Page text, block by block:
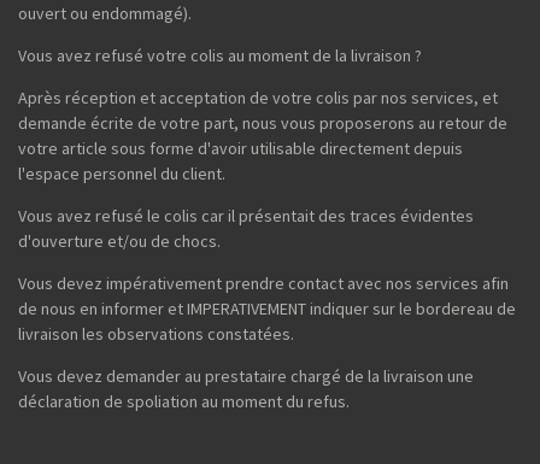
ouvert ou endommagé).
Vous avez refusé votre colis au moment de la livraison ?
Après réception et acceptation de votre colis par nos services, et
demande écrite de votre part, nous vous proposerons au retour de
votre article sous forme d'avoir utilisable directement depuis
l'espace personnel du client.
Vous avez refusé le colis car il présentait des traces évidentes
d'ouverture et/ou de chocs.
Vous devez impérativement prendre contact avec nos services afin
de nous en informer et IMPERATIVEMENT indiquer sur le bordereau de
livraison les observations constatées.
Vous devez demander au prestataire chargé de la livraison une
déclaration de spoliation au moment du refus.